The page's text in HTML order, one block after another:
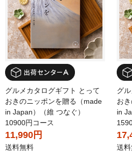
グルメカタログギフト とって
おきのニッポンを贈る（made
in Japan）（維 つなぐ）
10900円コース
11,990円
送料無料
グ
お
in
送